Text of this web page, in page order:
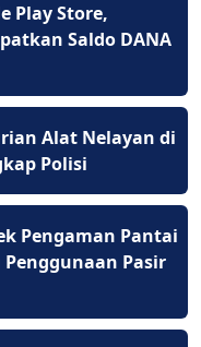
Play Store,
Saldo DANA
Alat Nelayan di
Polisi
Pengaman Pantai
Pasir